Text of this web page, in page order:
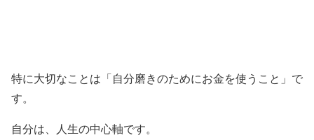
特に大切なことは「自分磨きのためにお金を使うこと」で
す。
自分は、人生の中心軸です。